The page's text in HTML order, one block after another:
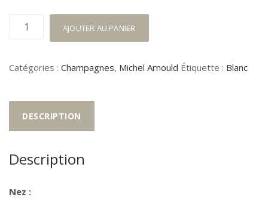
quantité
2012
AJOUTER AU PANIER
Catégories : Champagnes, Michel Arnould Étiquette : Blanc
DESCRIPTION
Description
Nez :